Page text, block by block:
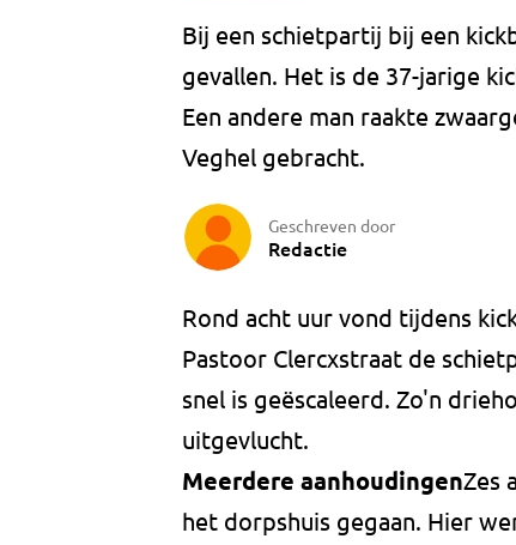
Bij een schietpartij bij een
gevallen. Het is de 37-jarige
Een andere man raakte
Veghel gebracht.
Geschreven door
Redactie
Rond acht uur vond tijdens
Pastoor Clercxstraat de
snel is geëscaleerd. Zo'n
uitgevlucht.
Meerdere aanhoudingenZes
het dorpshuis gegaan. Hier